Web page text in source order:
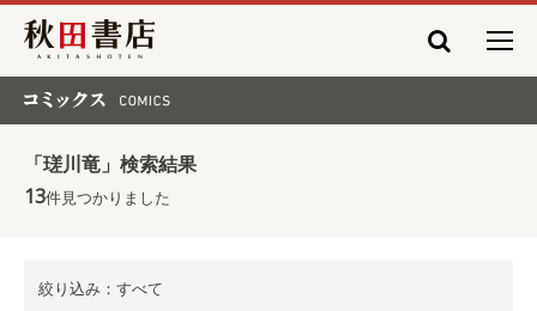
秋田書店
「瑳川竜」検索結果
13件見つかりました
絞り込み：すべて